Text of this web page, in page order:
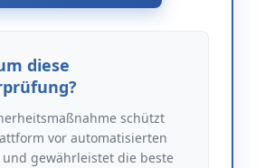
diese
schützt
vor automatisierten
gewährleistet die beste